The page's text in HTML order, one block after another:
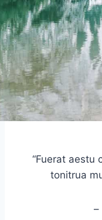
“Fuerat aestu
tonitrua
–